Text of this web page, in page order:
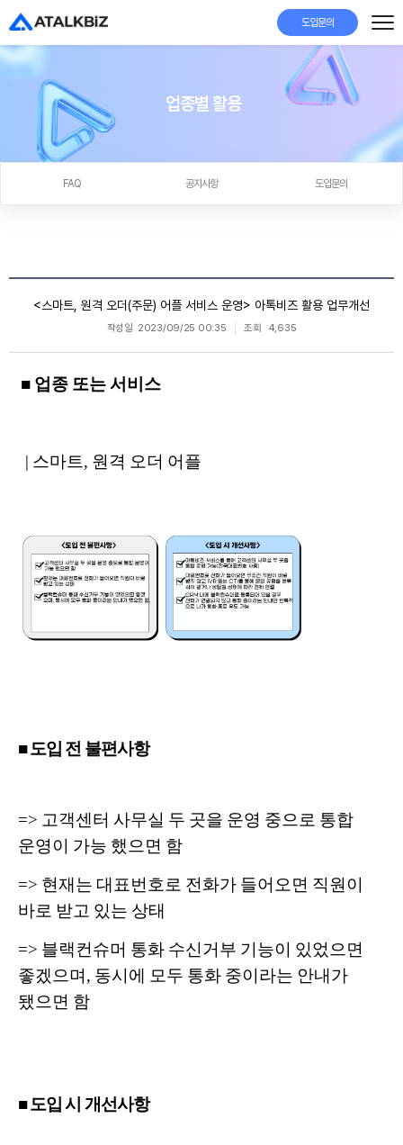
도입문의
업종별 활용
FAQ 공지사항 도입문의
<스마트, 원격 오더(주문) 어플 서비스 운영> 아톡비즈 활용 업무개선
작성일 2023/09/25 00:35 조회 4,635
■ 업종 또는 서비스
| 스마트, 원격 오더 어플
■ 도입 전 불편사항
=> 고객센터 사무실 두 곳을 운영 중으로 통합
운영이 가능 했으면 함
=> 현재는 대표번호로 전화가 들어오면 직원이
바로 받고 있는 상태
=> 블랙컨슈머 통화 수신거부 기능이 있었으면
좋겠으며, 동시에 모두 통화 중이라는 안내가
됐으면 함
■ 도입 시 개선사항